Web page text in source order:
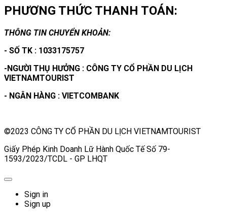
PHƯƠNG THỨC THANH TOÁN:
THÔNG TIN CHUYỂN KHOẢN:
- SỐ TK : 1033175757
-NGƯỜI THỤ HƯỞNG : CÔNG TY CỔ PHẦN DU LỊCH
VIETNAMTOURIST
- NGÂN HÀNG : VIETCOMBANK
©2023 CÔNG TY CỔ PHẦN DU LỊCH VIETNAMTOURIST
Giấy Phép Kinh Doanh Lữ Hành Quốc Tế Số 79-
1593/2023/TCDL - GP LHQT
Sign in
Sign up